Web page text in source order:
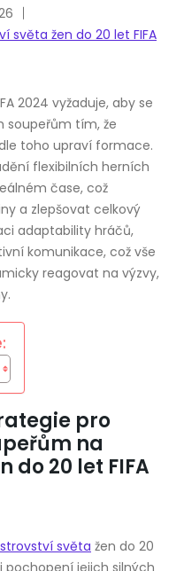
světa žen do 20 let FIFA
2024 vyžaduje, aby se
soupeřům tím, že
toho upraví formace.
flexibilních herních
čase, což
a zlepšovat celkový
adaptability hráčů,
komunikace, což vše
reagovat na výzvy,
pro
na
do 20 let FIFA
světa žen do 20
pochopení jejich silných